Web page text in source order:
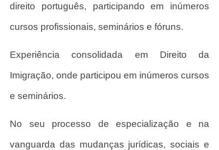
direito português, participando em inúmeros
cursos profissionais, seminários e fóruns.
Experiência consolidada em Direito da
Imigração, onde participou em inúmeros cursos
e seminários.
No seu processo de especialização e na
vanguarda das mudanças jurídicas, sociais e